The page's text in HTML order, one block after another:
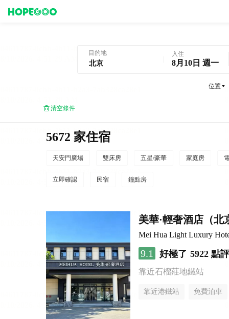
目的地 入住
8月10日 週一
位置
清空條件
5672 家住宿
天安門廣場 雙床房 五星/豪華 家庭房
立即確認 民宿 鐘點房
美華·輕奢酒店（
Mei Hua Light Luxury
9.1 好極了 5922 點評
靠近石榴莊地鐵站
靠近港鐵站 免費泊車